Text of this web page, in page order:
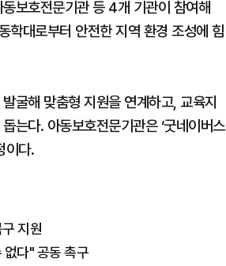
보호전문기관 등 4개 기관이 참여해
학대로부터 안전한 지역 환경 조성에 힘
굴해 맞춤형 지원을 연계하고, 교육지
는다. 아동보호전문기관은 ‘굿네이버스
이다.
지원
다" 공동 촉구